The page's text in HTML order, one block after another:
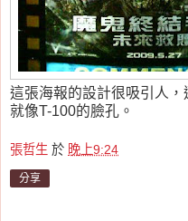
這張海報的設計很吸引人
就像T-100的臉孔。
張哲生 於 晚上9:24
分享